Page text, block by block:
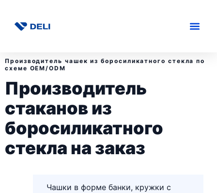
Производитель чашек из боросиликатного стекла по
схеме OEM/ODM
Производитель
стаканов из
боросиликатного
стекла на заказ
Чашки в форме банки, кружки с